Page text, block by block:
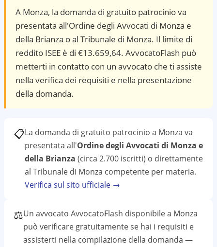
A Monza, la domanda di gratuito patrocinio va
presentata all'Ordine degli Avvocati di Monza e
della Brianza o al Tribunale di Monza. Il limite di
reddito ISEE è di €13.659,64. AvvocatoFlash può
metterti in contatto con un avvocato che ti assiste
nella verifica dei requisiti e nella presentazione
della domanda.
📋La domanda di gratuito patrocinio a Monza va
presentata all'Ordine degli Avvocati di Monza e
della Brianza (circa 2.700 iscritti) o direttamente
al Tribunale di Monza competente per materia.
Verifica sul sito ufficiale →
⚖️Un avvocato AvvocatoFlash disponibile a Monza
può verificare gratuitamente se hai i requisiti e
assisterti nella compilazione della domanda —